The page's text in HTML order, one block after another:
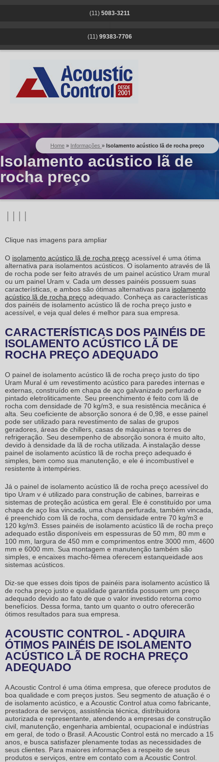
(11) 5083-3211
(11) 99383-7706
Home » Informações » Isolamento acústico lã de rocha preço
Isolamento acústico lã de
rocha preço
Clique nas imagens para ampliar
O isolamento acústico lã de rocha preço acessível é uma ótima
alternativa para isolamentos acústicos. O isolamento através de lã
de rocha pode ser feito através de um painel acústico Uram mural
ou um painel Uram v. Cada um desses painéis possuem suas
características, e ambos são ótimas alternativas para isolamento
acústico lã de rocha preço adequado. Conheça as características
dos painéis de isolamento acústico lã de rocha preço justo e
acessível, e veja qual deles é melhor para sua empresa.
CARACTERÍSTICAS DOS PAINÉIS DE
ISOLAMENTO ACÚSTICO LÃ DE
ROCHA PREÇO ADEQUADO
O painel de isolamento acústico lã de rocha preço justo do tipo
Uram Mural é um revestimento acústico para paredes internas e
externas, construído em chapa de aço galvanizado perfurado e
pintado eletroliticamente. Seu preenchimento é feito com lã de
rocha com densidade de 70 kg/m3, e sua resistência mecânica é
alta. Seu coeficiente de absorção sonora é de 0,98, e esse painel
pode ser utilizado para revestimento de salas de grupos
geradores, áreas de chillers, casas de máquinas e torres de
refrigeração. Seu desempenho de absorção sonora é muito alto,
devido à densidade da lã de rocha utilizada. A instalação desse
painel de isolamento acústico lã de rocha preço adequado é
simples, bem como sua manutenção, e ele é incombustível e
resistente à intempéries.
Já o painel de isolamento acústico lã de rocha preço acessível do
tipo Uram v é utilizado para construção de cabines, barreiras e
sistemas de proteção acústica em geral. Ele é constituído por uma
chapa de aço lisa vincada, uma chapa perfurada, também vincada,
é preenchido com lã de rocha, com densidade entre 70 kg/m3 e
120 kg/m3. Esses painéis de isolamento acústico lã de rocha preço
adequado estão disponíveis em espessuras de 50 mm, 80 mm e
100 mm, largura de 450 mm e comprimentos entre 3000 mm, 4600
mm e 6000 mm. Sua montagem e manutenção também são
simples, e encaixes macho-fêmea oferecem estanqueidade aos
sistemas acústicos.
Diz-se que esses dois tipos de painéis para isolamento acústico lã
de rocha preço justo e qualidade garantida possuem um preço
adequado devido ao fato de que o valor investido retorna como
benefícios. Dessa forma, tanto um quanto o outro oferecerão
ótimos resultados para sua empresa.
ACOUSTIC CONTROL - ADQUIRA
ÓTIMOS PAINÉIS DE ISOLAMENTO
ACÚSTICO LÃ DE ROCHA PREÇO
ADEQUADO
A Acoustic Control é uma ótima empresa, que oferece produtos de
boa qualidade e com preços justos. Seu segmento de atuação é o
de isolamento acústico, e a Acoustic Control atua como fabricante,
prestadora de serviços, assistência técnica, distribuidora
autorizada e representante, atendendo a empresas de construção
civil, manutenção, engenharia ambiental, ocupacional e indústrias
em geral, de todo o Brasil. A Acoustic Control está no mercado a 15
anos, e busca satisfazer plenamente todas as necessidades de
seus clientes. Para maiores informações a respeito de seus
produtos e serviços, entre em contato com a Acoustic Control.